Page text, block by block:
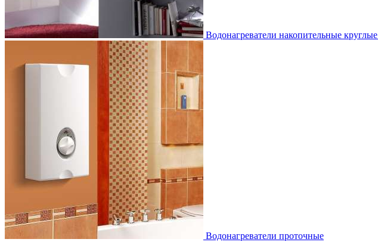
Водонагреватели накопительные круглые
Водонагреватели проточные